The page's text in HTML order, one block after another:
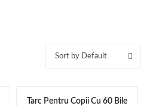
Sort by Default
Tarc Pentru Copii Cu 60 Bile